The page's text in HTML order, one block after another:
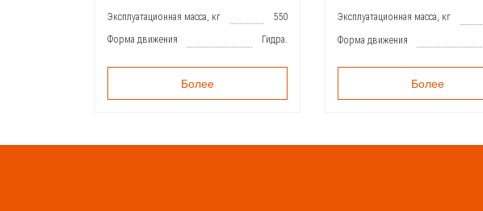
Эксплуатационная масса, кг 550
Форма движения Гидра.
Более
Эксплуатационная масса, кг
Форма движения
Более